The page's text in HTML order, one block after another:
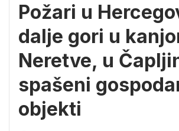
Požari u
dalje gori u
Neretve, u
spašeni
objekti